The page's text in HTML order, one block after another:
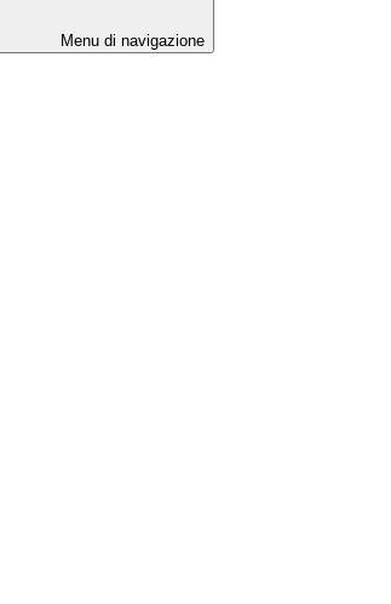
Menu di navigazione